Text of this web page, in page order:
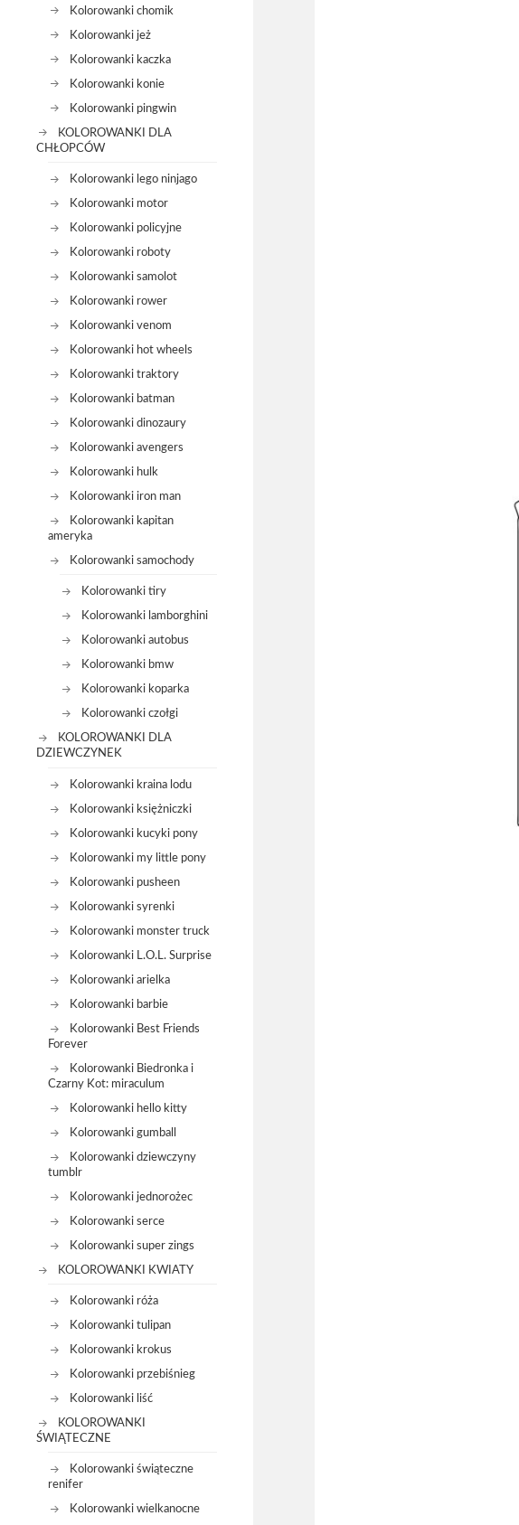
Kolorowanki chomik
Kolorowanki jeż
Kolorowanki kaczka
Kolorowanki konie
Kolorowanki pingwin
KOLOROWANKI DLA
CHŁOPCÓW
Kolorowanki lego ninjago
Kolorowanki motor
Kolorowanki policyjne
Kolorowanki roboty
Kolorowanki samolot
Kolorowanki rower
Kolorowanki venom
Kolorowanki hot wheels
Kolorowanki traktory
Kolorowanki batman
Kolorowanki dinozaury
Kolorowanki avengers
Kolorowanki hulk
Kolorowanki iron man
Kolorowanki kapitan
ameryka
Kolorowanki samochody
Kolorowanki tiry
Kolorowanki lamborghini
Kolorowanki autobus
Kolorowanki bmw
Kolorowanki koparka
Kolorowanki czołgi
KOLOROWANKI DLA
DZIEWCZYNEK
Kolorowanki kraina lodu
Kolorowanki księżniczki
Kolorowanki kucyki pony
Kolorowanki my little pony
Kolorowanki pusheen
Kolorowanki syrenki
Kolorowanki monster truck
Kolorowanki L.O.L. Surprise
Kolorowanki arielka
Kolorowanki barbie
Kolorowanki Best Friends
Forever
Kolorowanki Biedronka i
Czarny Kot: miraculum
Kolorowanki hello kitty
Kolorowanki gumball
Kolorowanki dziewczyny
tumblr
Kolorowanki jednorożec
Kolorowanki serce
Kolorowanki super zings
KOLOROWANKI KWIATY
Kolorowanki róża
Kolorowanki tulipan
Kolorowanki krokus
Kolorowanki przebiśnieg
Kolorowanki liść
KOLOROWANKI
ŚWIĄTECZNE
Kolorowanki świąteczne
renifer
Kolorowanki wielkanocne